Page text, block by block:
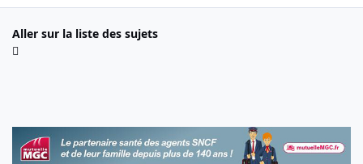
Aller sur la liste des sujets